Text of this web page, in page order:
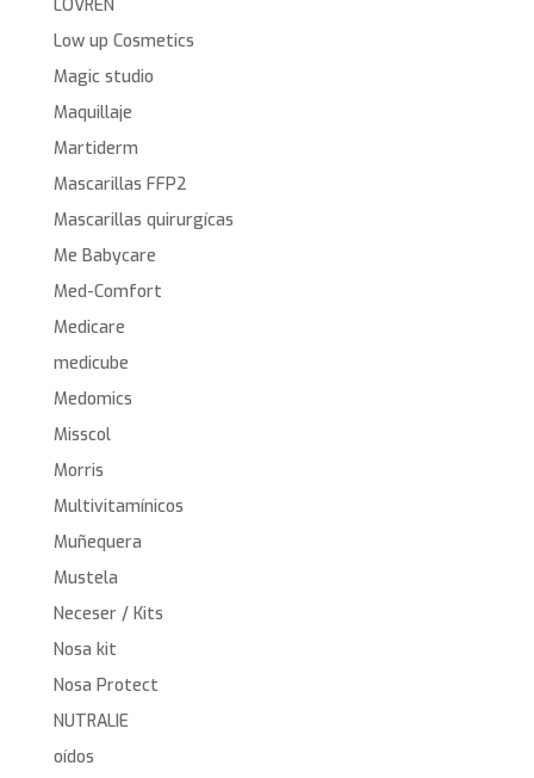
LOVREN
Low up Cosmetics
Magic studio
Maquillaje
Martiderm
Mascarillas FFP2
Mascarillas quirurgícas
Me Babycare
Med-Comfort
Medicare
medicube
Medomics
Misscol
Morris
Multivitamínicos
Muñequera
Mustela
Neceser / Kits
Nosa kit
Nosa Protect
NUTRALIE
oídos